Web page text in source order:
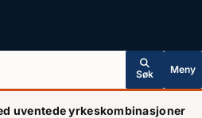
Søk Meny
uventede yrkeskombinasjoner